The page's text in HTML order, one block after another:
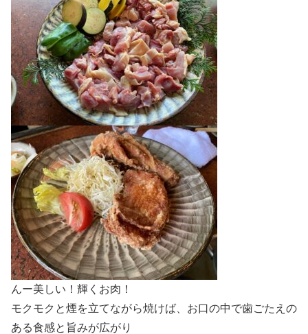
んー美しい！輝くお肉！
モクモクと煙を立てながら焼けば、お口の中で歯ごたえの
ある食感と旨みが広がり